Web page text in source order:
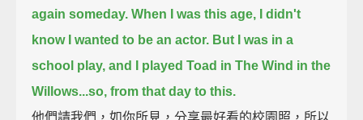
again someday. When I was this age, I didn't
know I wanted to be an actor. But I was in a
school play, and I played Toad in The Wind in the
Willows...so, from that day to this.
他們請我們，如你所見，分享最好看的校園照，所以